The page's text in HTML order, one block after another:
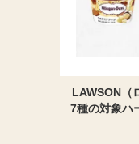
LAWSON（
7種の対象ハ